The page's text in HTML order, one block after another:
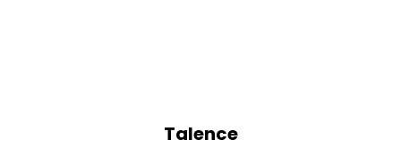
Talence